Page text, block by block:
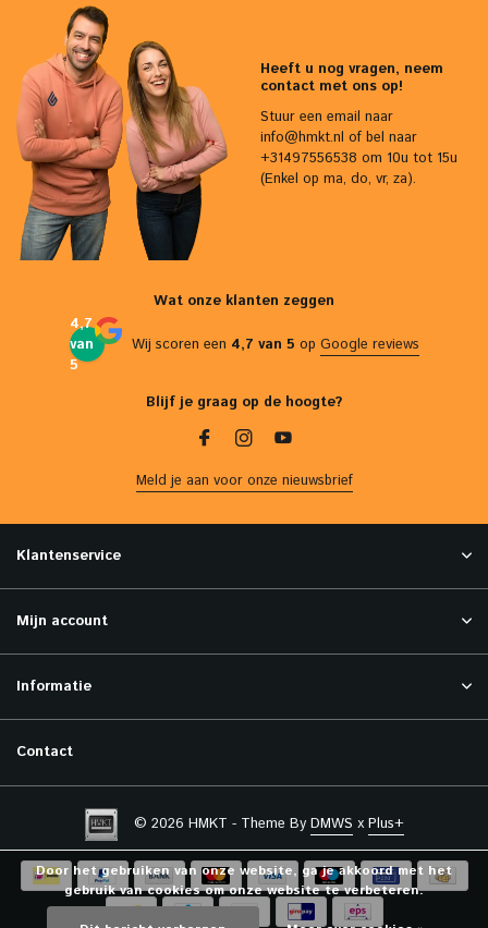
Heeft u nog vragen, neem
contact met ons op!
Stuur een email naar
info@hmkt.nl of bel naar
+31497556538 om 10u tot 15u
(Enkel op ma, do, vr, za).
Wat onze klanten zeggen
4,7
van
5
Wij scoren een 4,7 van 5 op Google reviews
Blijf je graag op de hoogte?
Meld je aan voor onze nieuwsbrief
Klantenservice
Mijn account
Informatie
Contact
© 2026 HMKT - Theme By DMWS x Plus+
Door het gebruiken van onze website, ga je akkoord met het
gebruik van cookies om onze website te verbeteren.